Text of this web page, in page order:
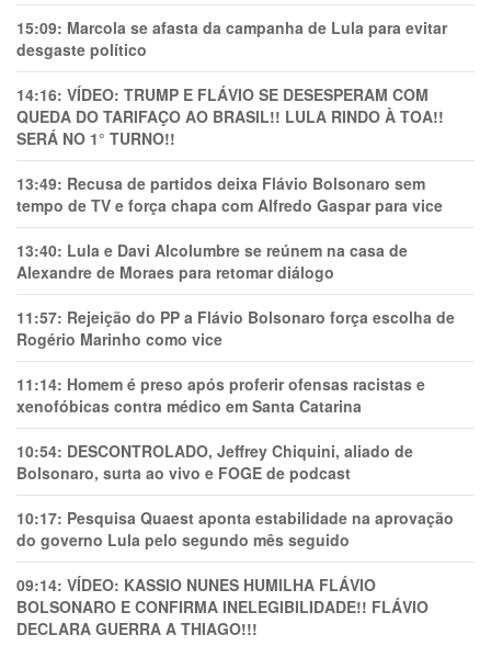
15:09: Marcola se afasta da campanha de Lula para evitar
desgaste político
14:16: VÍDEO: TRUMP E FLÁVIO SE DESESPERAM COM
QUEDA DO TARIFAÇO AO BRASIL!! LULA RINDO À TOA!!
SERÁ NO 1° TURNO!!
13:49: Recusa de partidos deixa Flávio Bolsonaro sem
tempo de TV e força chapa com Alfredo Gaspar para vice
13:40: Lula e Davi Alcolumbre se reúnem na casa de
Alexandre de Moraes para retomar diálogo
11:57: Rejeição do PP a Flávio Bolsonaro força escolha de
Rogério Marinho como vice
11:14: Homem é preso após proferir ofensas racistas e
xenofóbicas contra médico em Santa Catarina
10:54: DESCONTROLADO, Jeffrey Chiquini, aliado de
Bolsonaro, surta ao vivo e FOGE de podcast
10:17: Pesquisa Quaest aponta estabilidade na aprovação
do governo Lula pelo segundo mês seguido
09:14: VÍDEO: KASSIO NUNES HUMlLHA FLÁVIO
BOLSONARO E CONFIRMA INELEGIBILIDADE!! FLÁVIO
DECLARA GUERRA A THIAGO!!!